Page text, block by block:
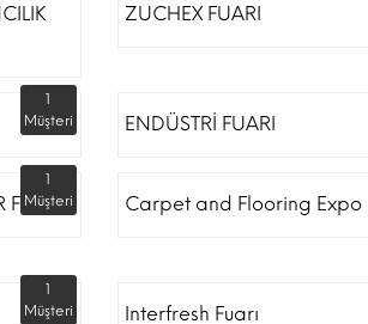
ZUCHEX FUARI
1
Müşteri
ENDÜSTRİ FUARI
FUARI
1
Müşteri
Carpet and Flooring Expo
1
Müşteri
Interfresh Fuarı